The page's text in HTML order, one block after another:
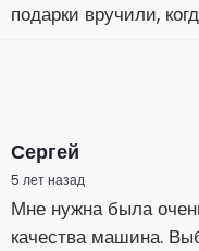
подарки вручили,
Сергей
5 лет назад
Мне нужна была
качества машина.